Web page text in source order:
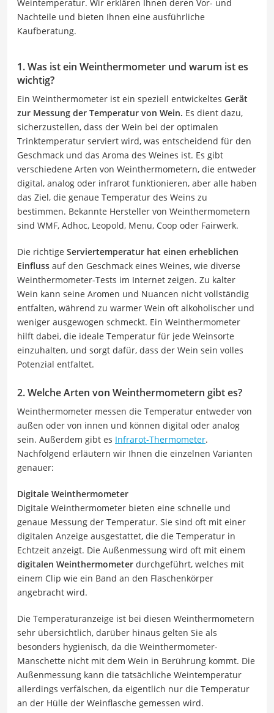
Weintemperatur. Wir erklären Ihnen deren Vor- und
Nachteile und bieten Ihnen eine ausführliche
Kaufberatung.
1. Was ist ein Weinthermometer und warum ist es
wichtig?
Ein Weinthermometer ist ein speziell entwickeltes Gerät
zur Messung der Temperatur von Wein. Es dient dazu,
sicherzustellen, dass der Wein bei der optimalen
Trinktemperatur serviert wird, was entscheidend für den
Geschmack und das Aroma des Weines ist. Es gibt
verschiedene Arten von Weinthermometern, die entweder
digital, analog oder infrarot funktionieren, aber alle haben
das Ziel, die genaue Temperatur des Weins zu
bestimmen. Bekannte Hersteller von Weinthermometern
sind WMF, Adhoc, Leopold, Menu, Coop oder Fairwerk.
Die richtige Serviertemperatur hat einen erheblichen
Einfluss auf den Geschmack eines Weines, wie diverse
Weinthermometer-Tests im Internet zeigen. Zu kalter
Wein kann seine Aromen und Nuancen nicht vollständig
entfalten, während zu warmer Wein oft alkoholischer und
weniger ausgewogen schmeckt. Ein Weinthermometer
hilft dabei, die ideale Temperatur für jede Weinsorte
einzuhalten, und sorgt dafür, dass der Wein sein volles
Potenzial entfaltet.
2. Welche Arten von Weinthermometern gibt es?
Weinthermometer messen die Temperatur entweder von
außen oder von innen und können digital oder analog
sein. Außerdem gibt es Infrarot-Thermometer.
Nachfolgend erläutern wir Ihnen die einzelnen Varianten
genauer:
Digitale Weinthermometer
Digitale Weinthermometer bieten eine schnelle und
genaue Messung der Temperatur. Sie sind oft mit einer
digitalen Anzeige ausgestattet, die die Temperatur in
Echtzeit anzeigt. Die Außenmessung wird oft mit einem
digitalen Weinthermometer durchgeführt, welches mit
einem Clip wie ein Band an den Flaschenkörper
angebracht wird.
Die Temperaturanzeige ist bei diesen Weinthermometern
sehr übersichtlich, darüber hinaus gelten Sie als
besonders hygienisch, da die Weinthermometer-
Manschette nicht mit dem Wein in Berührung kommt. Die
Außenmessung kann die tatsächliche Weintemperatur
allerdings verfälschen, da eigentlich nur die Temperatur
an der Hülle der Weinflasche gemessen wird.